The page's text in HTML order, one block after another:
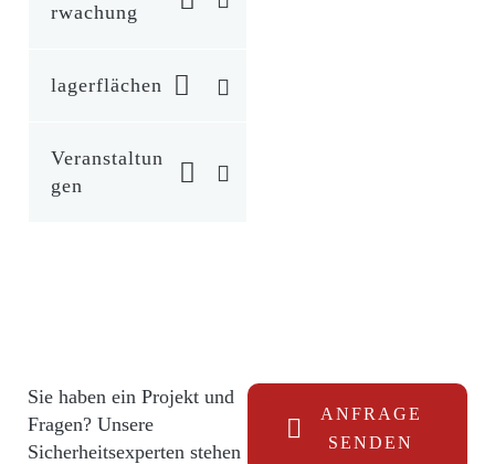
rwachung
lagerflächen
Veranstaltun
gen
Sie haben ein Projekt und
Fragen? Unsere
Sicherheitsexperten stehen
ANFRAGE
SENDEN